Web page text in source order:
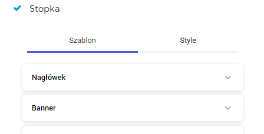
Stopka.